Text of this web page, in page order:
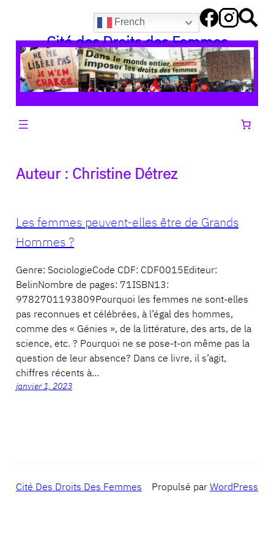
contenu
French
Cité des Droits des Femmes
Auteur : Christine Détrez
Les femmes peuvent-elles être de Grands
Hommes ?
Genre: SociologieCode CDF: CDF0015Editeur:
BelinNombre de pages: 71ISBN13:
9782701193809Pourquoi les femmes ne sont-elles
pas reconnues et célébrées, à l’égal des hommes,
comme des « Génies », de la littérature, des arts, de la
science, etc. ? Pourquoi ne se pose-t-on même pas la
question de leur absence? Dans ce livre, il s’agit,
chiffres récents à…
janvier 1, 2023
Cité Des Droits Des Femmes Propulsé parWordPress